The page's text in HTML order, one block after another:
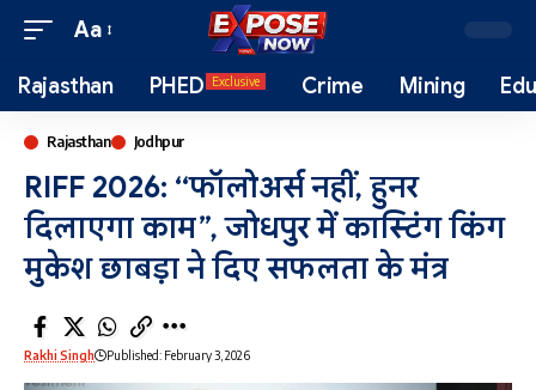
Aa
Rajasthan PHED Exclusive Crime Mining
Rajasthan Jodhpur
RIFF 2026: “फॉलोअर्स नहीं, हुनर
दिलाएगा काम”, जोधपुर में कास्टिंग किंग
मुकेश छाबड़ा ने दिए सफलता के मंत्र
Rakhi Singh Published: February 3, 2026